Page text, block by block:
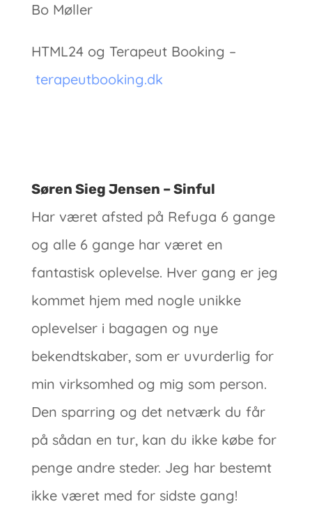
Bo Møller
HTML24 og Terapeut Booking –
terapeutbooking.dk
Søren Sieg Jensen – Sinful
Har været afsted på Refuga 6 gange
og alle 6 gange har været en
fantastisk oplevelse. Hver gang er jeg
kommet hjem med nogle unikke
oplevelser i bagagen og nye
bekendtskaber, som er uvurderlig for
min virksomhed og mig som person.
Den sparring og det netværk du får
på sådan en tur, kan du ikke købe for
penge andre steder. Jeg har bestemt
ikke været med for sidste gang!